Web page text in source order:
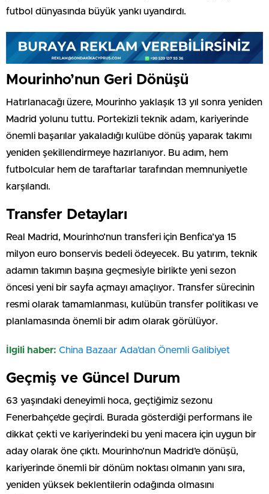
futbol dünyasında büyük yankı uyandırdı.
Mourinho’nun Geri Dönüşü
Hatırlanacağı üzere, Mourinho yaklaşık 13 yıl sonra yeniden
Madrid yolunu tuttu. Portekizli teknik adam, kariyerinde
önemli başarılar yakaladığı kulübe dönüş yaparak takımı
yeniden şekillendirmeye hazırlanıyor. Bu adım, hem
futbolcular hem de taraftarlar tarafından memnuniyetle
karşılandı.
Transfer Detayları
Real Madrid, Mourinho’nun transferi için Benfica’ya 15
milyon euro bonservis bedeli ödeyecek. Bu yatırım, teknik
adamın takımın başına geçmesiyle birlikte yeni sezon
öncesi yeni bir sayfa açmayı amaçlıyor. Transfer sürecinin
resmi olarak tamamlanması, kulübün transfer politikası ve
planlamasında önemli bir adım olarak görülüyor.
İlgili haber: China Bazaar Ada’dan Önemli Galibiyet
Geçmiş ve Güncel Durum
63 yaşındaki deneyimli hoca, geçtiğimiz sezonu
Fenerbahçe’de geçirdi. Burada gösterdiği performans ile
dikkat çekti ve kariyerindeki bu yeni macera için uygun bir
aday olarak öne çıktı. Mourinho’nun Madrid’e dönüşü,
kariyerinde önemli bir dönüm noktası olmanın yanı sıra,
yeniden yüksek beklentilerin odağında olmasını